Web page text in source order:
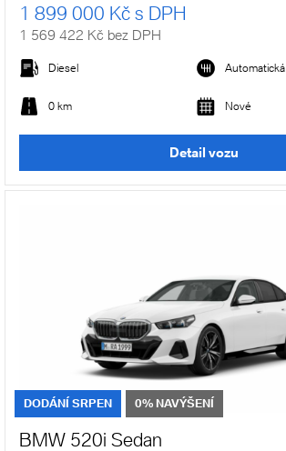
1 899 000 Kč s DPH
1 569 422 Kč bez DPH
Diesel Automatická
0 km Nové
Detail vozu
DODÁNÍ SRPEN 0% NAVÝŠENÍ
BMW 520i Sedan